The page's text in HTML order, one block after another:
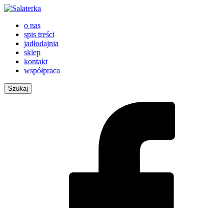
o nas
spis treści
jadłodajnia
sklep
kontakt
współpraca
Szukaj